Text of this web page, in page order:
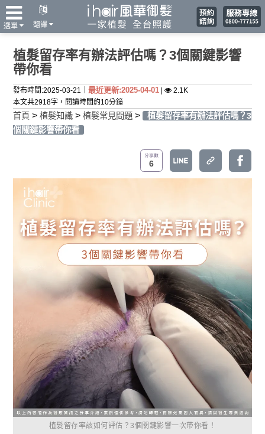
翻譯
選單
植髮留存率有辦法評估嗎？3個關鍵影響
帶你看
發布時間:2025-03-21｜ 最近更新:2025-04-01
2.1K
本文共2918字，閱讀時間約10分鐘
首頁 > 植髮知識 > 植髮常見問題 >
植髮留存率有辦法評估嗎？3
個關鍵影響帶你看
6
植髮留存率該如何評估？3個關鍵影響一次帶你看！